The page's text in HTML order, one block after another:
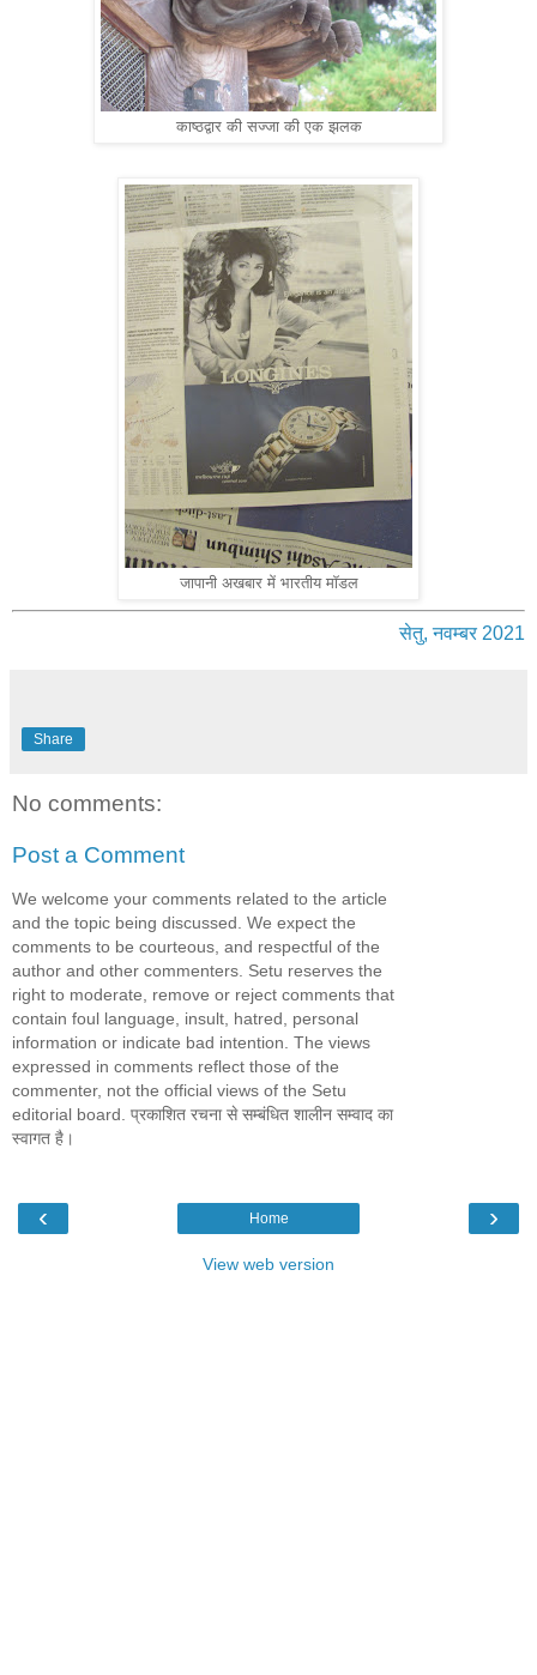
काष्ठद्वार की सज्जा की एक झलक
जापानी अखबार में भारतीय मॉडल
सेतु, नवम्बर 2021
Share
No comments:
Post a Comment
We welcome your comments related to the article
and the topic being discussed. We expect the
comments to be courteous, and respectful of the
author and other commenters. Setu reserves the
right to moderate, remove or reject comments that
contain foul language, insult, hatred, personal
information or indicate bad intention. The views
expressed in comments reflect those of the
commenter, not the official views of the Setu
editorial board. प्रकाशित रचना से सम्बंधित शालीन सम्वाद का
स्वागत है।
‹ ›
Home
View web version